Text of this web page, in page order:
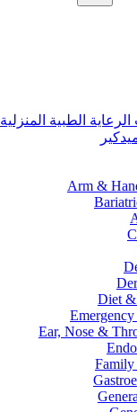
الطبية المنزلية
Arm &
Diet
Ear, Nose &